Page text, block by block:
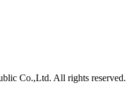
Co.,Ltd. All rights reserved.